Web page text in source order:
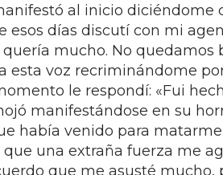
al inicio diciéndome
esos días discutí con mi
mucho. No quedamos
esta voz recriminándome
le respondí: «Fui
manifestándose en su
había venido para
una extraña fuerza me
que me asusté mucho,